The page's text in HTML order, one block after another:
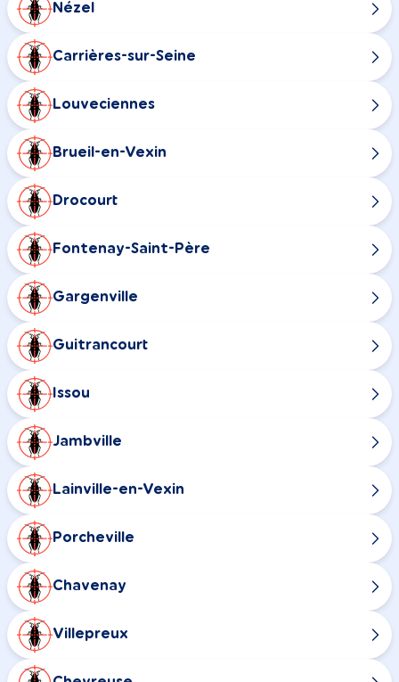
Nézel
Carrières-sur-Seine
Louveciennes
Brueil-en-Vexin
Drocourt
Fontenay-Saint-Père
Gargenville
Guitrancourt
Issou
Jambville
Lainville-en-Vexin
Porcheville
Chavenay
Villepreux